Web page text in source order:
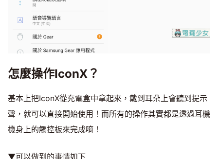
怎麼操作IconX？
基本上把IconX從充電盒中拿起來，戴到耳朵上會聽到提示
聲，就可以直接開始使用！而所有的操作其實都是透過耳機
機身上的觸控板來完成唷！
▼可以做到的事情如下